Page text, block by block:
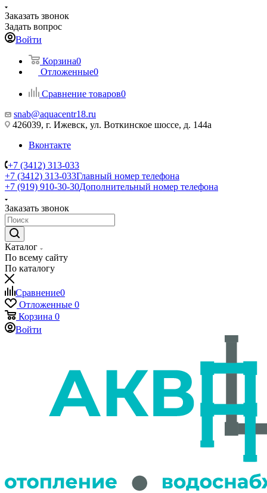
Заказать звонок
Задать вопрос
Войти
Корзина0
Отложенные0
Сравнение товаров0
snab@aquacentr18.ru
426039, г. Ижевск, ул. Воткинское шоссе, д. 144а
Вконтакте
+7 (3412) 313-033
+7 (3412) 313-033Главный номер телефона
+7 (919) 910-30-30Дополнительный номер телефона
Заказать звонок
Каталог
По всему сайту
По каталогу
Сравнение0
Отложенные 0
Корзина 0
Войти